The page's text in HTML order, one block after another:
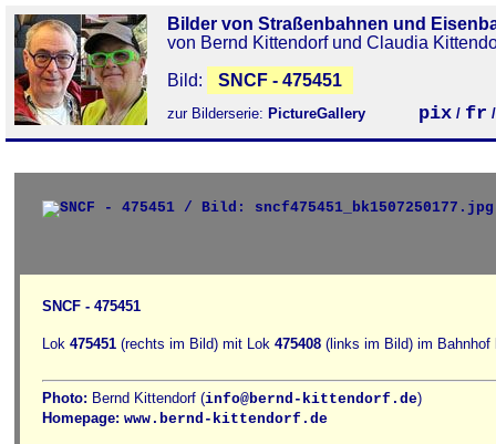
Bilder von Straßenbahnen und
von Bernd Kittendorf und Claudia
Bild:
SNCF - 475451
zur Bilderserie: PictureGallery pix / fr
SNCF - 475451
Lok 475451 (rechts im Bild) mit Lok 475408 (links im Bild) im Bahnhof
Photo: Bernd Kittendorf (info@bernd-kittendorf.de)
Homepage: www.bernd-kittendorf.de